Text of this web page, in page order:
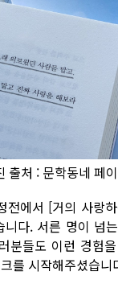
출처 : 문학동네 페
전에서 [거의 사랑
다. 서른 명이 넘
분들도 이런 경험
를 시작해주셨습니